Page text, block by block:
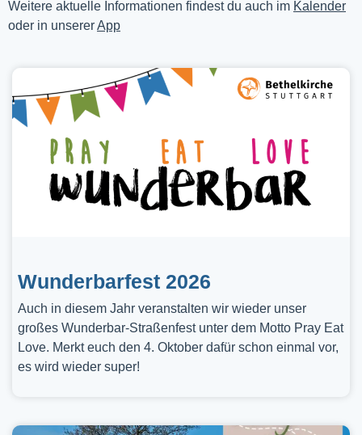
Weitere aktuelle Informationen findest du auch im Kalender
oder in unsererApp
Wunderbarfest 2026
Auch in diesem Jahr veranstalten wir wieder unser
großes Wunderbar-Straßenfest unter dem Motto Pray Eat
Love. Merkt euch den 4. Oktober dafür schon einmal vor,
es wird wieder super!